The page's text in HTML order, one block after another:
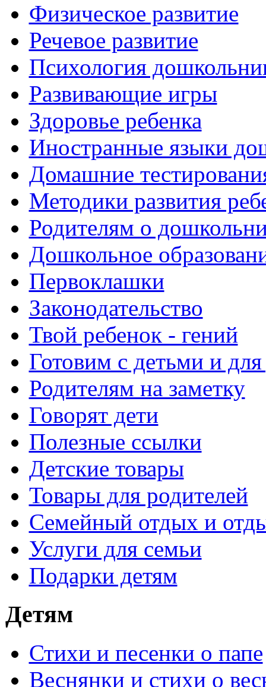
Физическое развитие
Речевое развитие
Психология
Развивающие игры
Здоровье ребенка
Иностранные языки
Домашние
Методики развития
Родителям о
Дошкольное
Первоклашки
Законодательство
Твой ребенок - гений
Готовим с детьми и для
Родителям на заметку
Говорят дети
Полезные ссылки
Детские товары
Товары для родителей
Семейный отдых и
Услуги для семьи
Подарки детям
Детям
Стихи и песенки о папе
Веснянки и стихи о